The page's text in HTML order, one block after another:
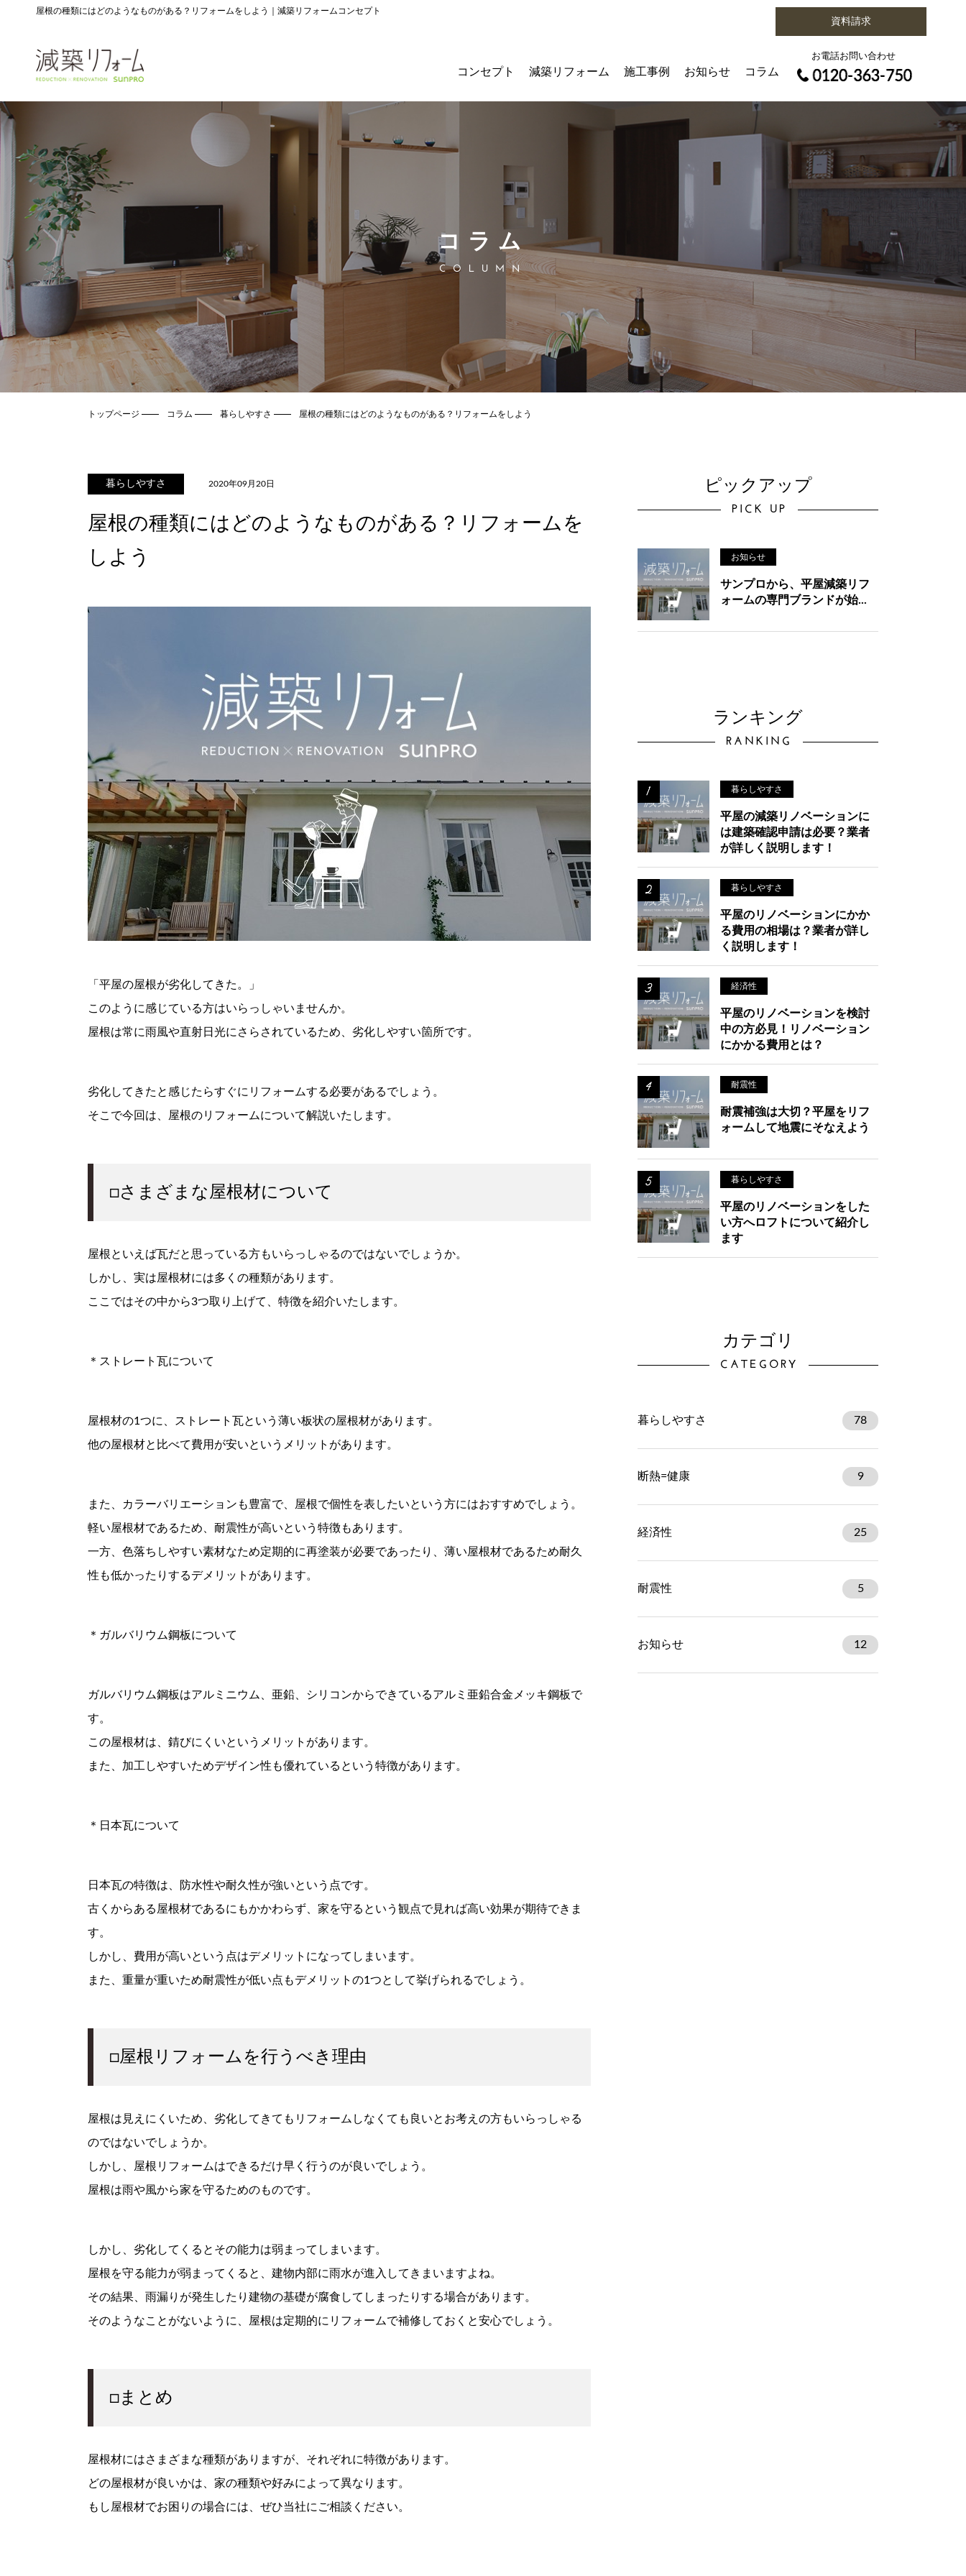
屋根の種類にはどのようなものがある？リフォームをしよう｜減築リフォームコンセプト
資料請求
コンセプト 減築リフォーム 施工事例 お知らせ コラム
お電話お問い合わせ
コラム
COLUMN
トップページ コラム 暮らしやすさ 屋根の種類にはどのようなものがある？リフォームをしよう
暮らしやすさ 2020年09月20日
屋根の種類にはどのようなものがある？リフォームを
しよう
「平屋の屋根が劣化してきた。」
このように感じている方はいらっしゃいませんか。
屋根は常に雨風や直射日光にさらされているため、劣化しやすい箇所です。
劣化してきたと感じたらすぐにリフォームする必要があるでしょう。
そこで今回は、屋根のリフォームについて解説いたします。
□さまざまな屋根材について
屋根といえば瓦だと思っている方もいらっしゃるのではないでしょうか。
しかし、実は屋根材には多くの種類があります。
ここではその中から3つ取り上げて、特徴を紹介いたします。
＊ストレート瓦について
屋根材の1つに、ストレート瓦という薄い板状の屋根材があります。
他の屋根材と比べて費用が安いというメリットがあります。
また、カラーバリエーションも豊富で、屋根で個性を表したいという方にはおすすめでしょう。
軽い屋根材であるため、耐震性が高いという特徴もあります。
一方、色落ちしやすい素材なため定期的に再塗装が必要であったり、薄い屋根材であるため耐久
性も低かったりするデメリットがあります。
＊ガルバリウム鋼板について
ガルバリウム鋼板はアルミニウム、亜鉛、シリコンからできているアルミ亜鉛合金メッキ鋼板で
す。
この屋根材は、錆びにくいというメリットがあります。
また、加工しやすいためデザイン性も優れているという特徴があります。
＊日本瓦について
日本瓦の特徴は、防水性や耐久性が強いという点です。
古くからある屋根材であるにもかかわらず、家を守るという観点で見れば高い効果が期待できま
す。
しかし、費用が高いという点はデメリットになってしまいます。
また、重量が重いため耐震性が低い点もデメリットの1つとして挙げられるでしょう。
□屋根リフォームを行うべき理由
屋根は見えにくいため、劣化してきてもリフォームしなくても良いとお考えの方もいらっしゃる
のではないでしょうか。
しかし、屋根リフォームはできるだけ早く行うのが良いでしょう。
屋根は雨や風から家を守るためのものです。
しかし、劣化してくるとその能力は弱まってしまいます。
屋根を守る能力が弱まってくると、建物内部に雨水が進入してきまいますよね。
その結果、雨漏りが発生したり建物の基礎が腐食してしまったりする場合があります。
そのようなことがないように、屋根は定期的にリフォームで補修しておくと安心でしょう。
□まとめ
屋根材にはさまざまな種類がありますが、それぞれに特徴があります。
どの屋根材が良いかは、家の種類や好みによって異なります。
もし屋根材でお困りの場合には、ぜひ当社にご相談ください。
ピックアップ
PICK UP
お知らせ
サンプロから、平屋減築リフ
ォームの専門ブランドが始...
ランキング
RANKING
暮らしやすさ
平屋の減築リノベーションに
は建築確認申請は必要？業者
が詳しく説明します！
暮らしやすさ
平屋のリノベーションにかか
る費用の相場は？業者が詳し
く説明します！
経済性
平屋のリノベーションを検討
中の方必見！リノベーション
にかかる費用とは？
耐震性
耐震補強は大切？平屋をリフ
ォームして地震にそなえよう
暮らしやすさ
平屋のリノベーションをした
い方へロフトについて紹介し
ます
カテゴリ
CATEGORY
暮らしやすさ 78
断熱=健康 9
経済性 25
耐震性 5
お知らせ 12